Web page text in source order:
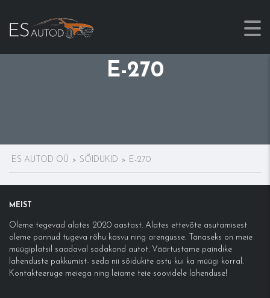
E-270
ES AUTOD OÜ > SÕIDUKID > E-270
MEIST
Oleme tegevad alates 2020 aastast. Alates ettevõte asutamisest
oleme pannud tugeva rõhu kasvu ning arengusse. Tänaseks on meie
müügiplatsil saadaval sadakond autot. Väärtustame paindike
lahenduste pakkumist- seda nii sõidukite ostu kui ka müügi korral.
Kontakteeruge meiega ning leiame teie soovidele lahenduse!